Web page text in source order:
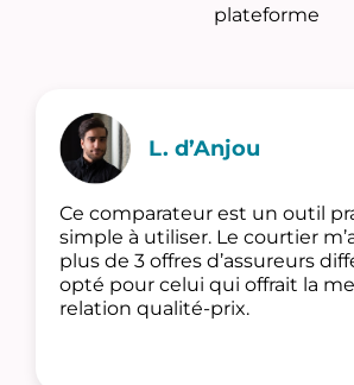
plateforme
L. d’Anjou
Ce comparateur est un outil
simple à utiliser. Le courtier
plus de 3 offres d’assureurs
opté pour celui qui offrait la
relation qualité-prix.